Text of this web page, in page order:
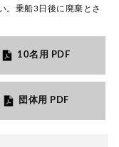
。乗船3日後に廃棄とさ
10名用 PDF
団体用 PDF